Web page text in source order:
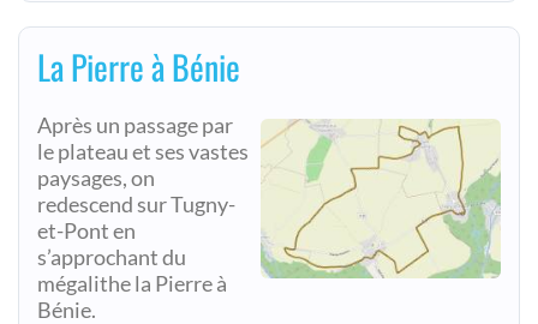
La Pierre à Bénie
Après un passage par
le plateau et ses vastes
paysages, on
redescend sur Tugny-
et-Pont en
s’approchant du
mégalithe la Pierre à
Bénie.